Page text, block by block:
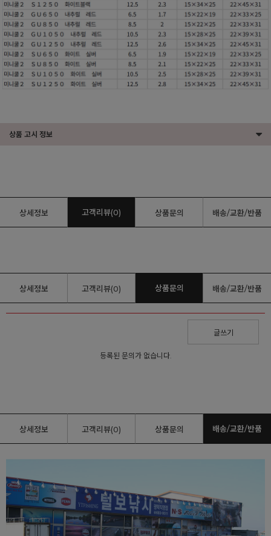
상품 고시 정보
상세정보 고객리뷰(0) 상품문의 배송/교환/반품
상세정보 고객리뷰(0) 상품문의 배송/교환/반품
글쓰기
등록된 문의가 없습니다.
상세정보 고객리뷰(0) 상품문의 배송/교환/반품